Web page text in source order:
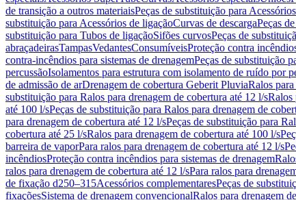
de transição a outros materiaisPeças de substituição para
substituição para Acessórios de ligaçãoCurvas de descargaPeças
substituição para Tubos de ligaçãoSifões curvosPeças de
abraçadeirasTampasVedantesConsumíveisProteção contra
contra-incêndios para sistemas de drenagemPeças de substituição
percussãoIsolamentos para estrutura com isolamento de ruído por
de admissão de arDrenagem de cobertura Geberit PluviaRalos
substituição para Ralos para drenagem de cobertura até 12 l/sRalos
até 100 l/sPeças de substituição para Ralos para drenagem de
para drenagem de cobertura até 12 l/sPeças de substituição para
cobertura até 25 l/sRalos para drenagem de cobertura até 100 l/s
barreira de vaporPara ralos para drenagem de cobertura até 12 l/s
incêndiosProteção contra incêndios para sistemas de drenagem
ralos para drenagem de cobertura até 12 l/sPara ralos para
de fixação d250–315Acessórios complementaresPeças de
fixaçõesSistema de drenagem convencionalRalos para drenagem